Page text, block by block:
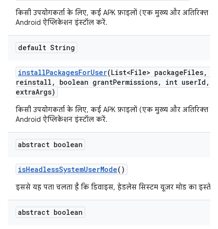
किसी उपयोगकर्ता के लिए, कई APK फ़ाइलों (एक मुख्य और अतिरिक्त
Android ऐप्लिकेशन इंस्टॉल करें.
default String
installPackagesForUser(List<File> packageFiles,
reinstall , boolean grantPermissions, int userId ,
extraArgs)
किसी उपयोगकर्ता के लिए, कई APK फ़ाइलों (एक मुख्य और अतिरिक्त
Android ऐप्लिकेशन इंस्टॉल करें.
abstract boolean
isHeadlessSystemUserMode()
इससे यह पता चलता है कि डिवाइस, हेडलेस सिस्टम यूज़र मोड का
abstract boolean